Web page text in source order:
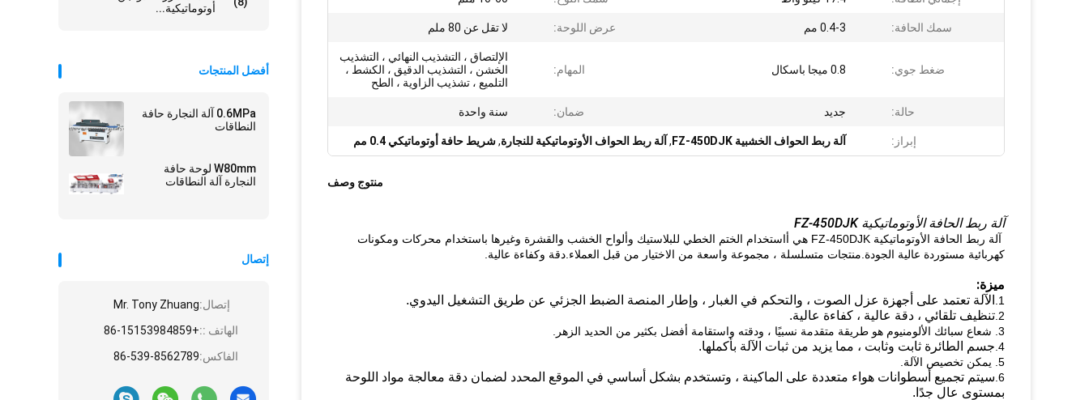
أوتوماتيكية...
أفضل المنتجات
0.6MPa آلة النجارة حافة
النطاقات
W80mm لوحة حافة
النجارة آلة النطاقات
إتصال
إتصال:Mr. Tony Zhuang
الهاتف ::+86-15153984859
الفاكس:86-539-8562789
سمك الحافة: 0.4-3 مم عرض اللوحة: لا تقل عن 80 ملم
ضغط جوي: 0.8 ميجا باسكال المهام:
الإلتصاق ، التشذيب النهائي ، التشذيب
الخشن ، التشذيب الدقيق ، الكشط ،
التلميع ، تشذيب الزاوية ، الطح
حالة: جديد ضمان: سنة واحدة
إبراز: آلة ربط الحواف الخشبية FZ-450DJK , آلة ربط الحواف الأوتوماتيكية للنجارة,شريط حافة أوتوماتيكي 0.4 مم
منتوج وصف
آلة ربط الحافة الأوتوماتيكية FZ-450DJK
آلة ربط الحافة الأوتوماتيكية FZ-450DJK هي أ
كهربائية مستوردة عالية الجودة.منتجات متسلسلة ، مجموعة واسعة من الاختيار من قبل العملاء.دقة وكفاءة عالية.
ميزة:
1. الآلة تعتمد على أجهزة عزل الصوت ، والتحكم في الغبار ، وإطار المنصة الضبط الجزئي عن طريق التشغيل اليدوي.
2. تنظيف تلقائي ، دقة عالية ، كفاءة عالية.
3. شعاع سبائك الألومنيوم هو طريقة متقدمة نسبيًا ، ودقته واستقامة أفضل بكثير من الحديد الزهر.
4. جسم الطائرة ثابت وثابت ، مما يزيد من ثبات الآلة بأكملها.
5. يمكن تخصيص الآلة.
6.
بمستوى عالٍ جدًا.